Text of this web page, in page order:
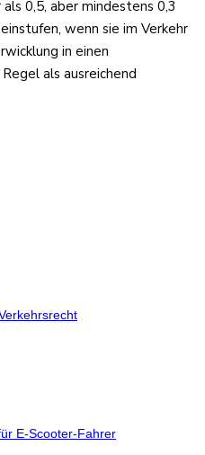
0,5, aber mindestens 0,3
wenn sie im Verkehr
in einen
als ausreichend
E-Scooter-Fahrer